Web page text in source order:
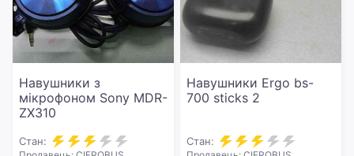
Навушники з
мікрофоном Sony MDR-
ZX310
Стан:
Навушники Ergo bs-
700 sticks 2
Стан: